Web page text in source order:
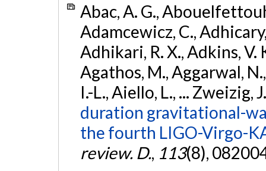
Abac, A. G.,
Adamcewicz, C.,
Adhikari, R. X., Adkins, V.
Agathos, M., Aggarwal,
I.-L., Aiello, L., ... Zweizig,
duration gravitational-
the fourth LIGO-Virgo-
review. D., 113(8),